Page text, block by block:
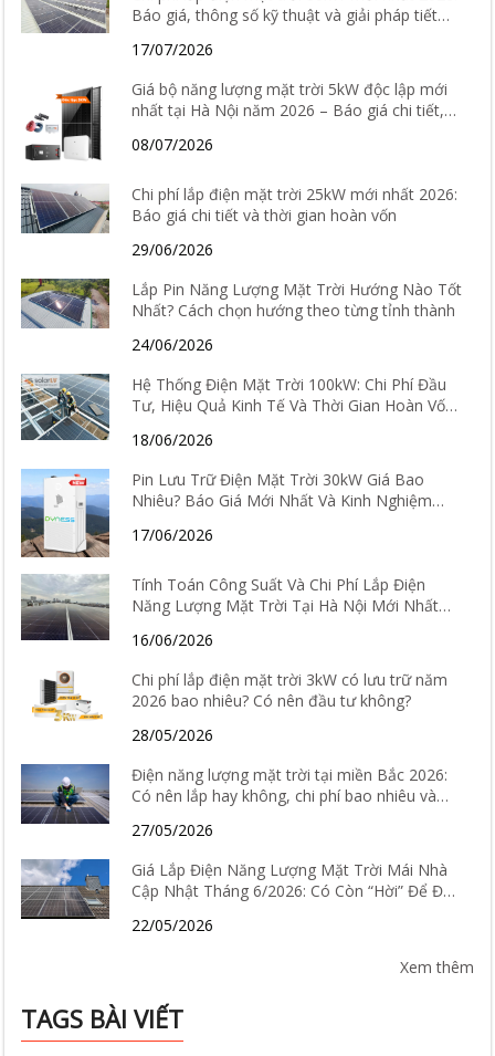
Báo giá, thông số kỹ thuật và giải pháp tiết
17/07/2026
Giá bộ năng lượng mặt trời 5kW độc lập mới
nhất tại Hà Nội năm 2026 – Báo giá chi tiết,
08/07/2026
Chi phí lắp điện mặt trời 25kW mới nhất 2026:
Báo giá chi tiết và thời gian hoàn vốn
29/06/2026
Lắp Pin Năng Lượng Mặt Trời Hướng Nào Tốt
Nhất? Cách chọn hướng theo từng tỉnh thành
24/06/2026
Hệ Thống Điện Mặt Trời 100kW: Chi Phí Đầu
Tư, Hiệu Quả Kinh Tế Và Thời Gian Hoàn Vốn
18/06/2026
Pin Lưu Trữ Điện Mặt Trời 30kW Giá Bao
Nhiêu? Báo Giá Mới Nhất Và Kinh Nghiệm
17/06/2026
Tính Toán Công Suất Và Chi Phí Lắp Điện
Năng Lượng Mặt Trời Tại Hà Nội Mới Nhất
16/06/2026
Chi phí lắp điện mặt trời 3kW có lưu trữ năm
2026 bao nhiêu? Có nên đầu tư không?
28/05/2026
Điện năng lượng mặt trời tại miền Bắc 2026:
Có nên lắp hay không, chi phí bao nhiêu và
27/05/2026
Giá Lắp Điện Năng Lượng Mặt Trời Mái Nhà
Cập Nhật Tháng 6/2026: Có Còn “Hời” Để Đầu
22/05/2026
Xem thêm
TAGS BÀI VIẾT